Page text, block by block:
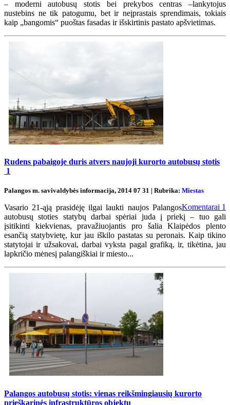
– moderni autobusų stotis bei prekybos centras –lankytojus
nustebins ne tik patogumu, bet ir neįprastais sprendimais, tokiais
kaip „bangomis“ puoštas fasadas ir išskirtinis pastato apšvietimas.
Rudens pabaigoje duris atvers naujoji kurorto autobusų stotis
1
Palangos m. savivaldybės informacija, 2014 07 31 | Rubrika: Miestas
Komentarai 1
Vasario 21-ąją prasidėję ilgai laukti naujos Palangos
autobusų stoties statybų darbai spėriai juda į priekį – tuo gali
įsitikinti kiekvienas, pravažiuojantis pro šalia Klaipėdos plento
esančią statybvietę, kur jau iškilo pastatas su peronais. Kaip tikino
statytojai ir užsakovai, darbai vyksta pagal grafiką, ir, tikėtina, jau
lapkričio mėnesį palangiškiai ir miesto...
Palangos autobusų stotis: vienas reikšmingiausių kurorto
prieškarinės infrastruktūros objektų